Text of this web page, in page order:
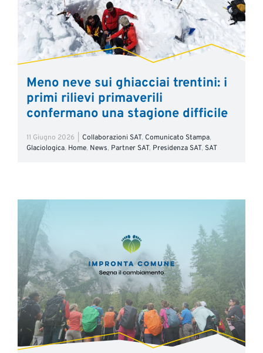
Meno neve sui ghiacciai trentini: i
primi rilievi primaverili
confermano una stagione difficile
11 Giugno 2026 Collaborazioni SAT, Comunicato Stampa,
Glaciologica, Home, News, Partner SAT, Presidenza SAT, SAT